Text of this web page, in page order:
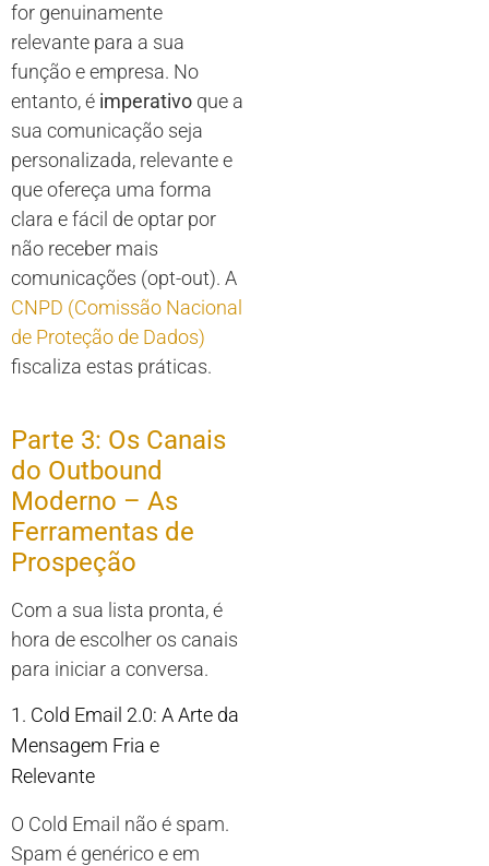
for genuinamente
relevante para a sua
função e empresa. No
entanto, é imperativo que a
sua comunicação seja
personalizada, relevante e
que ofereça uma forma
clara e fácil de optar por
não receber mais
comunicações (opt-out). A
CNPD (Comissão Nacional
de Proteção de Dados)
fiscaliza estas práticas.
Parte 3: Os Canais
do Outbound
Moderno – As
Ferramentas de
Prospeção
Com a sua lista pronta, é
hora de escolher os canais
para iniciar a conversa.
1. Cold Email 2.0: A Arte da
Mensagem Fria e
Relevante
O Cold Email não é spam.
Spam é genérico e em